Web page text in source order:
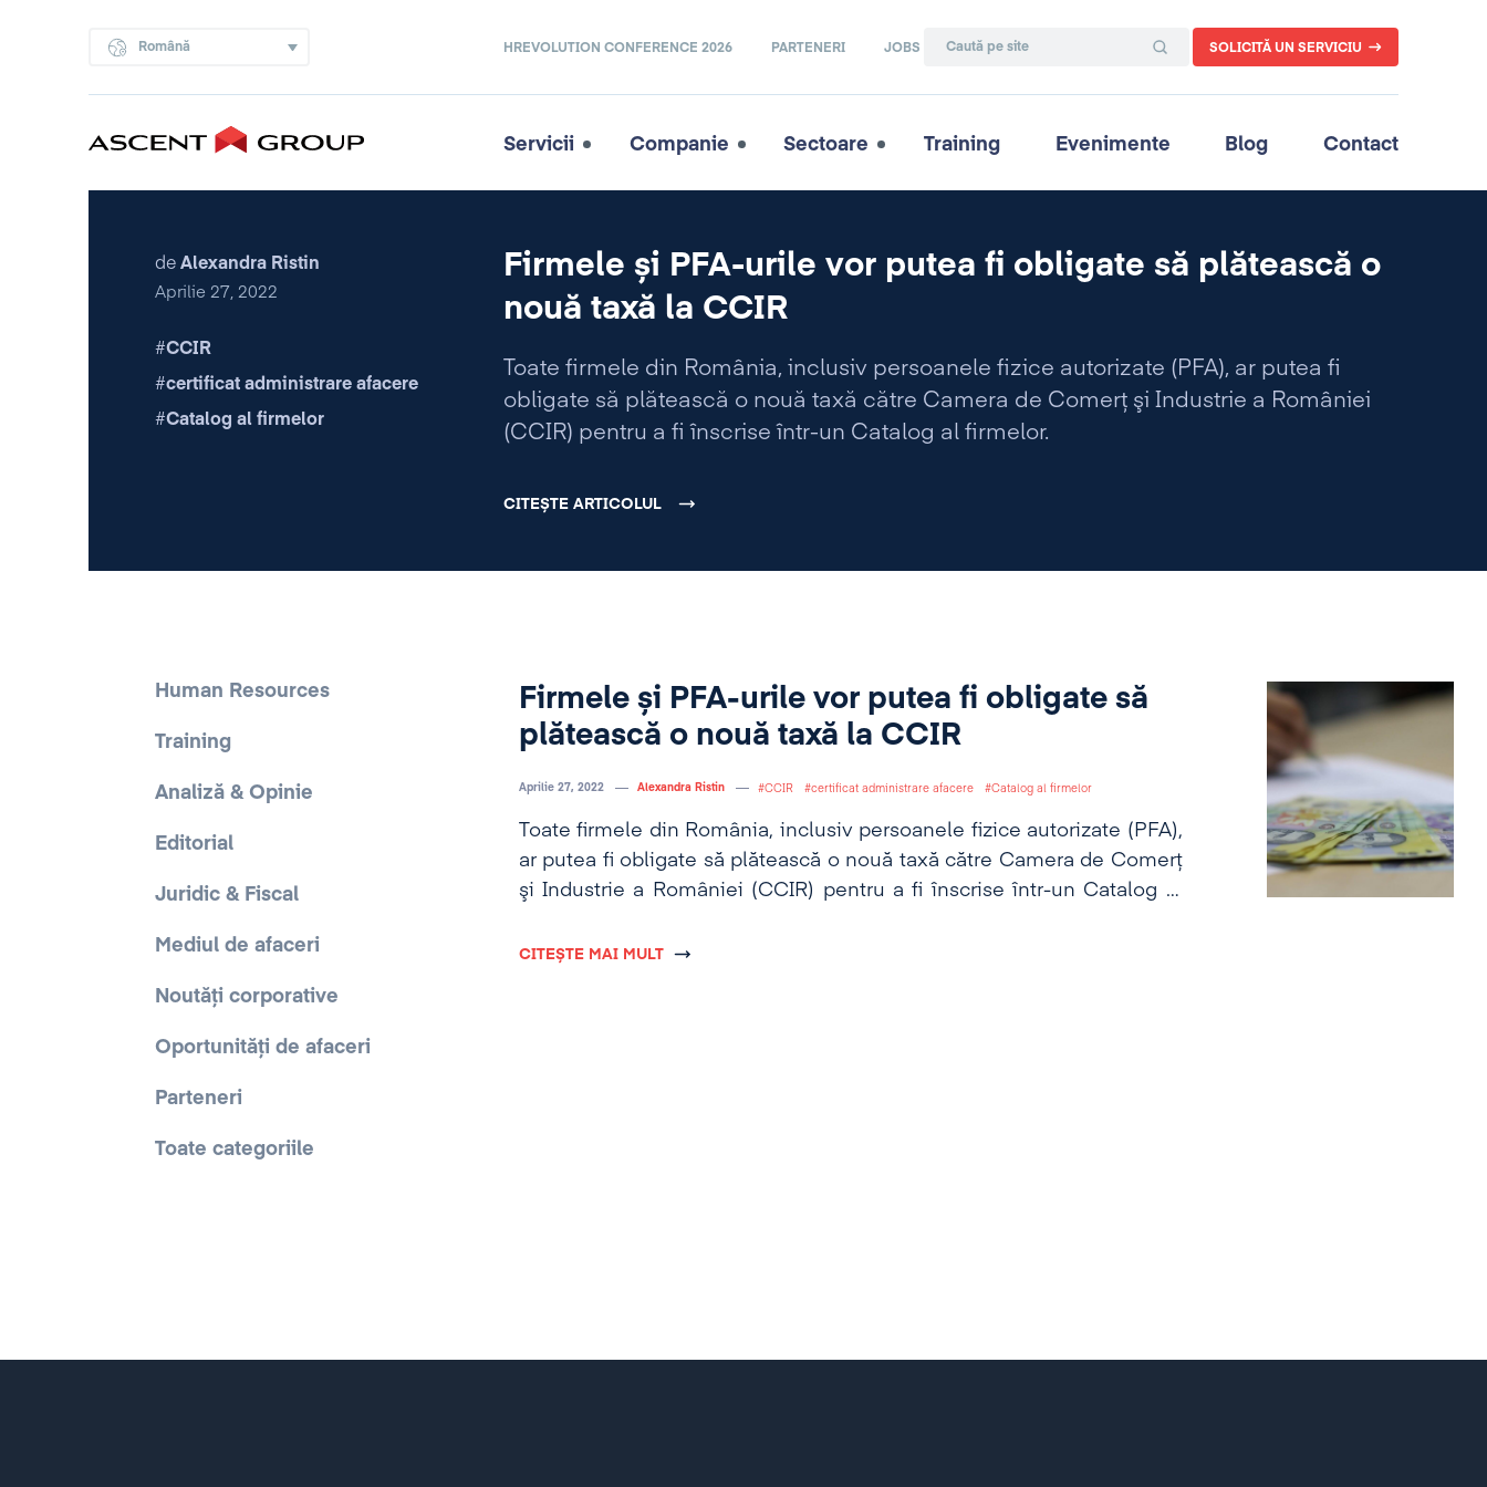
Română HREVOLUTION CONFERENCE 2026 PARTENERI JOBS SOLICITĂ UN SERVICIU
Servicii Companie Sectoare Training Evenimente Blog Contact
de Alexandra Ristin
Aprilie 27, 2022
CCIR
certificat administrare afacere
Catalog al firmelor
Firmele și PFA-urile vor putea fi obligate să plătească o
nouă taxă la CCIR
Toate firmele din România, inclusiv persoanele fizice autorizate (PFA), ar putea fi
obligate să plătească o nouă taxă către Camera de Comerţ şi Industrie a României
(CCIR) pentru a fi înscrise într-un Catalog al firmelor.
CITEȘTE ARTICOLUL
Human Resources
Training
Analiză & Opinie
Editorial
Juridic & Fiscal
Mediul de afaceri
Noutăți corporative
Oportunități de afaceri
Parteneri
Toate categoriile
Firmele și PFA-urile vor putea fi obligate să
plătească o nouă taxă la CCIR
Aprilie 27, 2022 Alexandra Ristin CCIR certificat administrare afacere Catalog al firmelor
Toate firmele din România, inclusiv persoanele fizice autorizate (PFA),
ar putea fi obligate să plătească o nouă taxă către Camera de Comerţ
şi Industrie a României (CCIR) pentru a fi înscrise într-un Catalog al
CITEȘTE MAI MULT